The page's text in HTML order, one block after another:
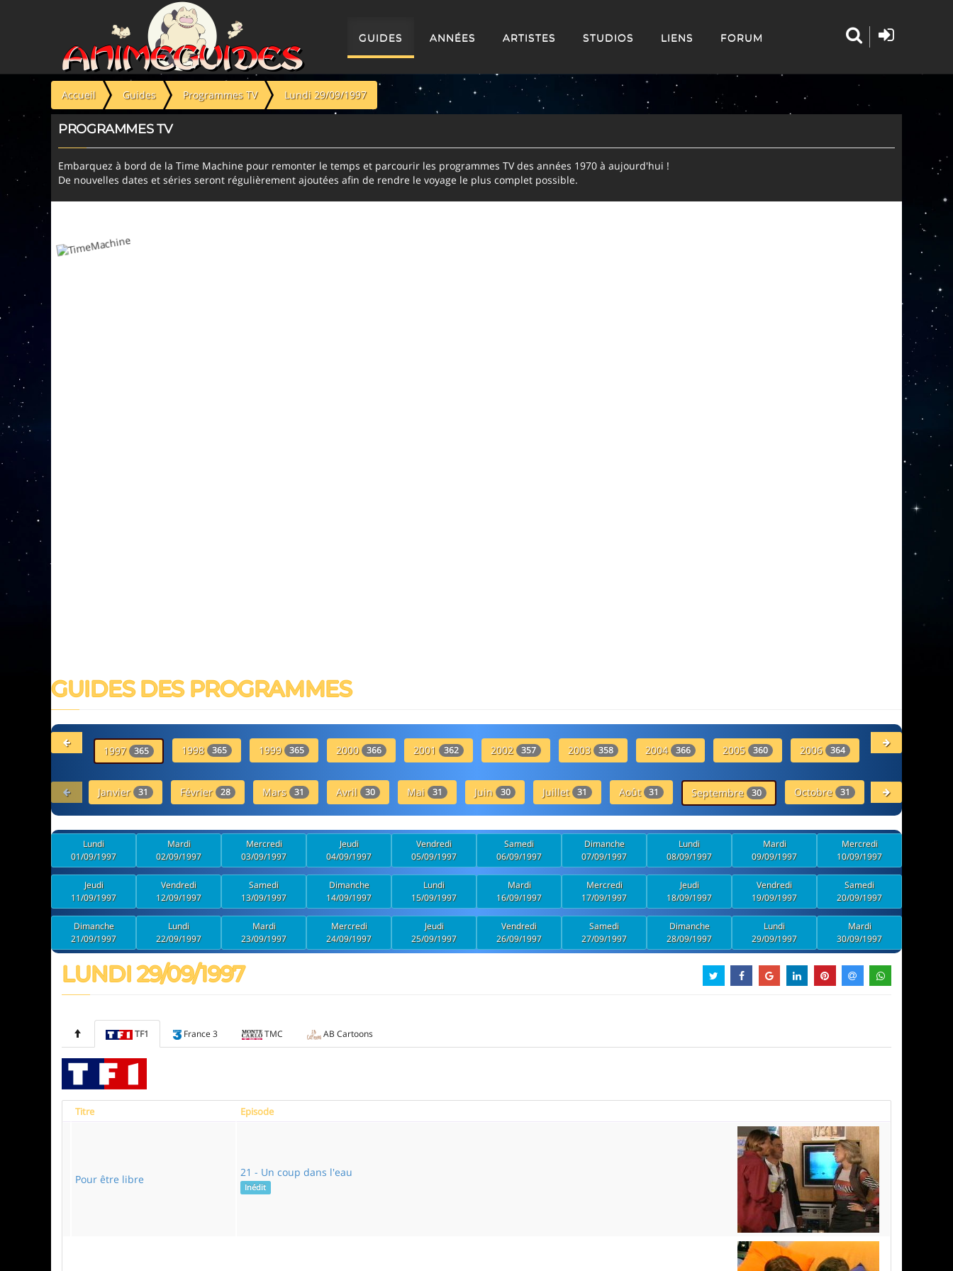
GUIDES ANNÉES ARTISTES STUDIOS LIENS FORUM
Accueil Guides Programmes TV Lundi 29/09/1997
PROGRAMMES TV
Embarquez à bord de la Time Machine pour remonter le temps et parcourir les programmes TV des années 1970 à aujourd'hui !
De nouvelles dates et séries seront régulièrement ajoutées afin de rendre le voyage le plus complet possible.
GUIDES DES PROGRAMMES
1997 365 1998 365 1999 365 2000 366 2001 362 2002 357 2003 358 2004 366 2005 360 2006 364 2007
Janvier 31 Février 28 Mars 31 Avril 30 Mai 31 Juin 30 Juillet 31 Août 31 Septembre 30 Octobre 31 Novembre
Lundi
01/09/1997
Mardi
02/09/1997
Mercredi
03/09/1997
Jeudi
04/09/1997
Vendredi
05/09/1997
Samedi
06/09/1997
Dimanche
07/09/1997
Lundi
08/09/1997
Mardi
09/09/1997
Mercredi
10/09/1997
Jeudi
11/09/1997
Vendredi
12/09/1997
Samedi
13/09/1997
Dimanche
14/09/1997
Lundi
15/09/1997
Mardi
16/09/1997
Mercredi
17/09/1997
Jeudi
18/09/1997
Vendredi
19/09/1997
Samedi
20/09/1997
Dimanche
21/09/1997
Lundi
22/09/1997
Mardi
23/09/1997
Mercredi
24/09/1997
Jeudi
25/09/1997
Vendredi
26/09/1997
Samedi
27/09/1997
Dimanche
28/09/1997
Lundi
29/09/1997
Mardi
30/09/1997
LUNDI 29/09/1997
TF1 France 3 TMC AB Cartoons
Titre Episode
Pour être libre
21 - Un coup dans l'eau
Inédit